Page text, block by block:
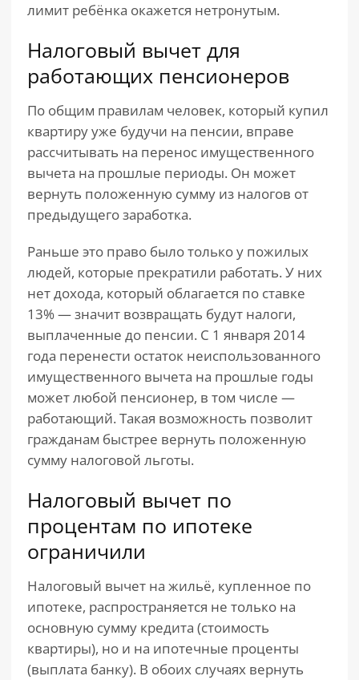
лимит ребёнка окажется нетронутым.
Налоговый вычет для
работающих пенсионеров
По общим правилам человек, который купил
квартиру уже будучи на пенсии, вправе
рассчитывать на перенос имущественного
вычета на прошлые периоды. Он может
вернуть положенную сумму из налогов от
предыдущего заработка.
Раньше это право было только у пожилых
людей, которые прекратили работать. У них
нет дохода, который облагается по ставке
13% — значит возвращать будут налоги,
выплаченные до пенсии. С 1 января 2014
года перенести остаток неиспользованного
имущественного вычета на прошлые годы
может любой пенсионер, в том числе —
работающий. Такая возможность позволит
гражданам быстрее вернуть положенную
сумму налоговой льготы.
Налоговый вычет по
процентам по ипотеке
ограничили
Налоговый вычет на жильё, купленное по
ипотеке, распространяется не только на
основную сумму кредита (стоимость
квартиры), но и на ипотечные проценты
(выплата банку). В обоих случаях вернуть